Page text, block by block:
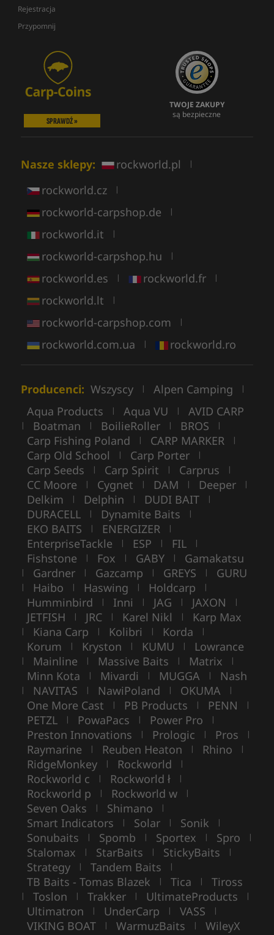
Rejestracja
Przypomnij
SPRAWDŹ »
TWOJE ZAKUPY
są bezpieczne
Nasze sklepy: rockworld.pl |
rockworld.cz |
rockworld-carpshop.de |
rockworld.it |
rockworld-carpshop.hu |
rockworld.es | rockworld.fr |
rockworld.lt |
rockworld-carpshop.com |
rockworld.com.ua | rockworld.ro
Producenci: Wszyscy | Alpen Camping |
Aqua Products | Aqua VU | AVID CARP
| Boatman | BoilieRoller | BROS |
Carp Fishing Poland | CARP MARKER |
Carp Old School | Carp Porter |
Carp Seeds | Carp Spirit | Carprus |
CC Moore | Cygnet | DAM | Deeper |
Delkim | Delphin | DUDI BAIT |
DURACELL | Dynamite Baits |
EKO BAITS | ENERGIZER |
EnterpriseTackle | ESP | FIL |
Fishstone | Fox | GABY | Gamakatsu
| Gardner | Gazcamp | GREYS | GURU
| Haibo | Haswing | Holdcarp |
Humminbird | Inni | JAG | JAXON |
JETFISH | JRC | Karel Nikl | Karp Max
| Kiana Carp | Kolibri | Korda |
Korum | Kryston | KUMU | Lowrance
| Mainline | Massive Baits | Matrix |
Minn Kota | Mivardi | MUGGA | Nash
| NAVITAS | NawiPoland | OKUMA |
One More Cast | PB Products | PENN |
PETZL | PowaPacs | Power Pro |
Preston Innovations | Prologic | Pros |
Raymarine | Reuben Heaton | Rhino |
RidgeMonkey | Rockworld |
Rockworld c | Rockworld ł |
Rockworld p | Rockworld w |
Seven Oaks | Shimano |
Smart Indicators | Solar | Sonik |
Sonubaits | Spomb | Sportex | Spro |
Stalomax | StarBaits | StickyBaits |
Strategy | Tandem Baits |
TB Baits - Tomas Blazek | Tica | Tiross
| Toslon | Trakker | UltimateProducts |
Ultimatron | UnderCarp | VASS |
VIKING BOAT | WarmuzBaits | WileyX